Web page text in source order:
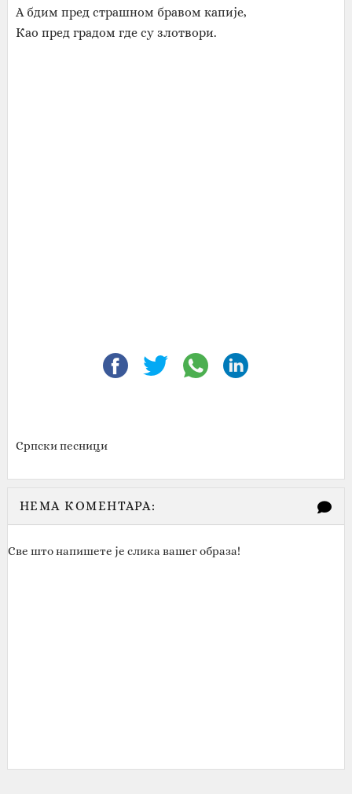
А бдим пред страшном бравом капије,
Као пред градом где су злотвори.
Српски песници
НЕМА КОМЕНТАРА:
Све што напишете је слика вашег образа!